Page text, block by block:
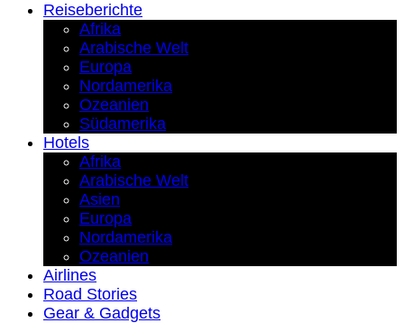
Reiseberichte
Afrika
Arabische Welt
Europa
Nordamerika
Ozeanien
Südamerika
Hotels
Afrika
Arabische Welt
Asien
Europa
Nordamerika
Ozeanien
Airlines
Road Stories
Gear & Gadgets